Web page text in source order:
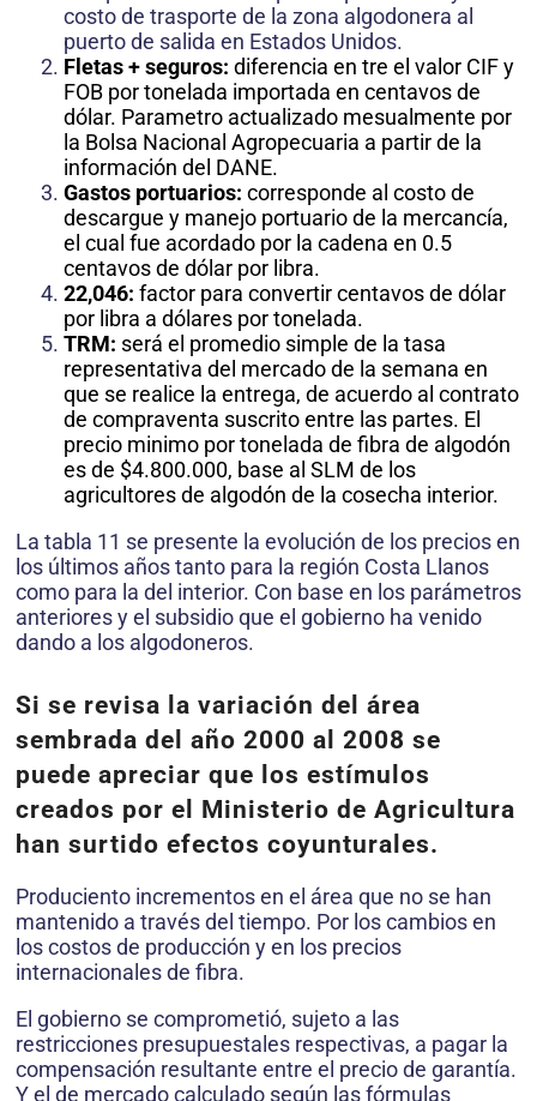
costo de trasporte de la zona algodonera al
puerto de salida en Estados Unidos.
Fletas + seguros: diferencia en tre el valor CIF y
FOB por tonelada importada en centavos de
dólar. Parametro actualizado mesualmente por
la Bolsa Nacional Agropecuaria a partir de la
información del DANE.
Gastos portuarios: corresponde al costo de
descargue y manejo portuario de la mercancía,
el cual fue acordado por la cadena en 0.5
centavos de dólar por libra.
22,046: factor para convertir centavos de dólar
por libra a dólares por tonelada.
TRM: será el promedio simple de la tasa
representativa del mercado de la semana en
que se realice la entrega, de acuerdo al contrato
de compraventa suscrito entre las partes. El
precio minimo por tonelada de fibra de algodón
es de $4.800.000, base al SLM de los
agricultores de algodón de la cosecha interior.
La tabla 11 se presente la evolución de los precios en
los últimos años tanto para la región Costa Llanos
como para la del interior. Con base en los parámetros
anteriores y el subsidio que el gobierno ha venido
dando a los algodoneros.
Si se revisa la variación del área
sembrada del año 2000 al 2008 se
puede apreciar que los estímulos
creados por el Ministerio de Agricultura
han surtido efectos coyunturales.
Produciento incrementos en el área que no se han
mantenido a través del tiempo. Por los cambios en
los costos de producción y en los precios
internacionales de fibra.
El gobierno se comprometió, sujeto a las
restricciones presupuestales respectivas, a pagar la
compensación resultante entre el precio de garantía.
Y el de mercado calculado según las fórmulas